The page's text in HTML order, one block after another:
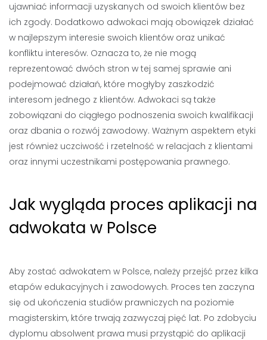
ujawniać informacji uzyskanych od swoich klientów bez
ich zgody. Dodatkowo adwokaci mają obowiązek działać
w najlepszym interesie swoich klientów oraz unikać
konfliktu interesów. Oznacza to, że nie mogą
reprezentować dwóch stron w tej samej sprawie ani
podejmować działań, które mogłyby zaszkodzić
interesom jednego z klientów. Adwokaci są także
zobowiązani do ciągłego podnoszenia swoich kwalifikacji
oraz dbania o rozwój zawodowy. Ważnym aspektem etyki
jest również uczciwość i rzetelność w relacjach z klientami
oraz innymi uczestnikami postępowania prawnego.
Jak wygląda proces aplikacji na
adwokata w Polsce
Aby zostać adwokatem w Polsce, należy przejść przez kilka
etapów edukacyjnych i zawodowych. Proces ten zaczyna
się od ukończenia studiów prawniczych na poziomie
magisterskim, które trwają zazwyczaj pięć lat. Po zdobyciu
dyplomu absolwent prawa musi przystąpić do aplikacji